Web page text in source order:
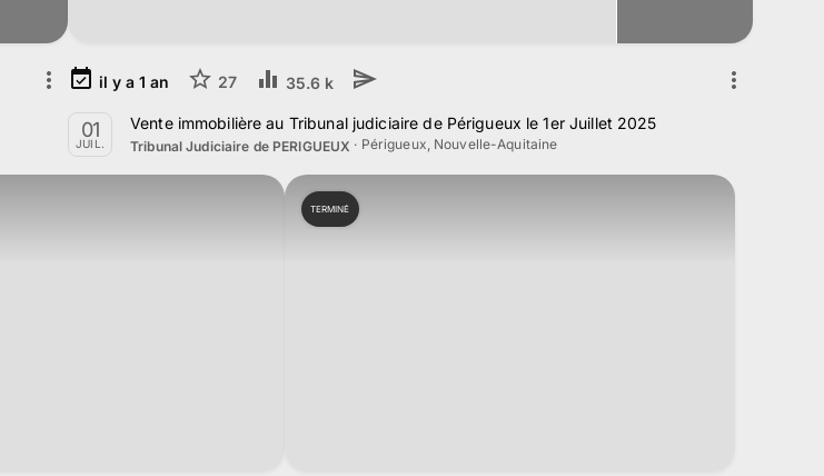
il y a 1 an 27 35.6 k
01
JUIL.
Vente immobilière au Tribunal judiciaire de Périgueux le 1er Juillet 2025
Tribunal Judiciaire de PERIGUEUX · Périgueux, Nouvelle-Aquitaine
TERMINÉ